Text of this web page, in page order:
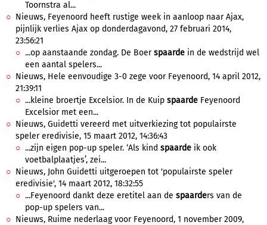
Toornstra al...
Nieuws, Feyenoord heeft rustige week in aanloop naar Ajax,
pijnlijk verlies Ajax op donderdagavond, 27 februari 2014,
23:56:21
...op aanstaande zondag. De Boerspaarde in de wedstrijd wel
een aantal spelers...
Nieuws, Hele eenvoudige 3-0 zege voor Feyenoord, 14 april 2012,
21:39:11
...kleine broertje Excelsior. In de Kuip spaarde Feyenoord
Excelsior met een...
Nieuws, Guidetti vereerd met uitverkiezing tot populairste
speler eredivisie, 15 maart 2012, 14:36:43
...zijn eigen pop-up speler. ‘Als kind spaarde ik ook
voetbalplaatjes’, zei...
Nieuws, John Guidetti uitgeroepen tot 'populairste speler
eredivisie', 14 maart 2012, 18:32:55
...Feyenoord dankt deze eretitel aan de spaarders van de
pop-up spelers van...
Nieuws, Ruime nederlaag voor Feyenoord, 1 november 2009,